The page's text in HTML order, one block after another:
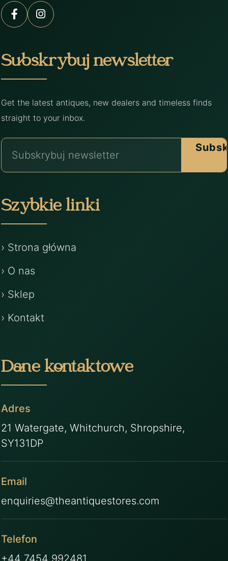
Subskrybuj newsletter
Get the latest antiques, new dealers and timeless finds
straight to your inbox.
Szybkie linki
› Strona główna
› O nas
› Sklep
› Kontakt
Dane kontaktowe
Adres
21 Watergate, Whitchurch, Shropshire,
SY131DP
Email
enquiries@theantiquestores.com
Telefon
+44 7454 992481